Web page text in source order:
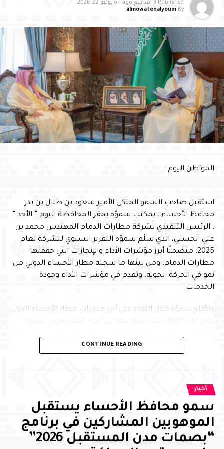
DON'T MISS
فوز ترامب يقفز بمبيعات كتبه
Published 3 أسابيع ago on يوليو 22, 2026
By
almowatenalyoum
المواطن اليوم :
استقبل صاحب السمو الملكي الأمير سعود بن طلال بن بدر
محافظ الأحساء ، بمكتب سموّه بمقر المحافظة اليوم ” الأحد ”
، الرئيس التنفيذي لشركة مطارات الدمام المهندس محمد بن
علي الحسني، الذي سلّم سموّه التقرير السنوي للشركة لعام
2025، متضمنًا أبرز مؤشرات الأداء والإنجازات التي حققتها
مطارات الدمام، ومن بينها ما سجله مطار الأحساء الدولي من
نمو في الحركة الجوية، وتقدم في مؤشرات الأداء وجودة
الخدمات
واطّلع سموّه خلال اللقاء على أبرز منجزات مطار الأحساء الدولي
الجوية بنسبة (7.3%) مقارنة بعام 2024، بما يعكس تنامي
الخدمات والاستدامة والتميز التشغيلي، من أبرزها حصوله على
شهادة اعتماد المستوى الأول لإدارة الانبعاثات الكربونية
للمطارات من مجلس المطارات الدولي
وعلى صعيد الأداء المؤسسي، سجل المطار نسبة (94%) في
CONTINUE READING
أخبار
سمو محافظ الأحساء يستقبل
الموهوبين المشاركين في برنامج
“بصمات مدن المستقبل 2026”